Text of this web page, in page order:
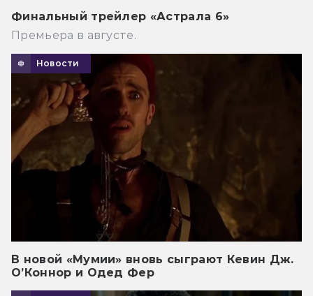
Финальный трейлер «Астрала 6»
Премьера в августе.
Новости
В новой «Мумии» вновь сыграют Кевин Дж.
О’Коннор и Одед Фер